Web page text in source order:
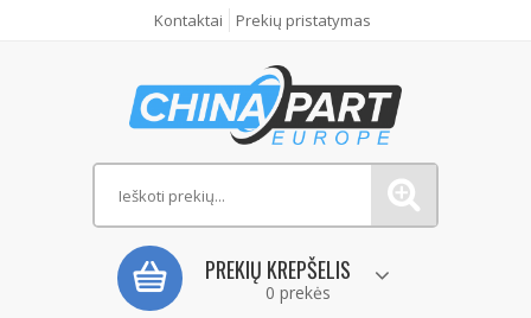
Kontaktai Prekių pristatymas
PREKIŲ KREPŠELIS
0 prekės